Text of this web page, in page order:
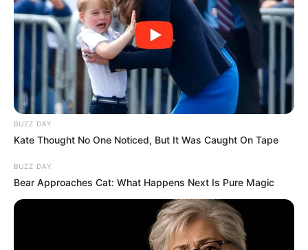
BUZZ DAY
Kate Thought No One Noticed, But It Was Caught On Tape
BUZZ DAY
Bear Approaches Cat: What Happens Next Is Pure Magic